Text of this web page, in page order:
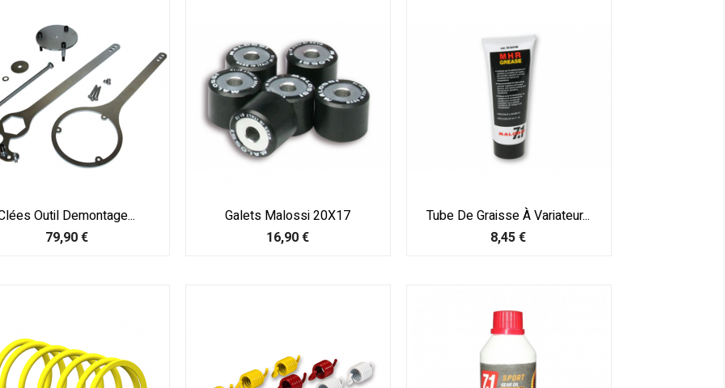
Outil Demontage...
Prix
79,90 €
Galets Malossi 20X17
Prix
16,90 €
Tube De Graisse À Variateur...
Prix
8,45 €